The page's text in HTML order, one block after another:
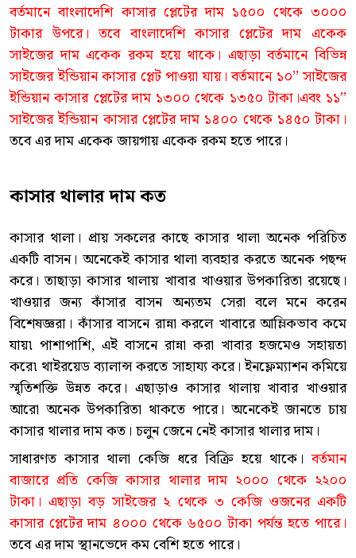
বর্তমানে বাংলাদেশি কাসার প্লেটের দাম ১৫০০ থেকে ৩০০০
টাকার উপরে। তবে বাংলাদেশি কাসার প্লেটের দাম একেক
সাইজের দাম একেক রকম হয়ে থাকে। এছাড়া বর্তমানে বিভিন্ন
সাইজের ইন্ডিয়ান কাসার প্লেট পাওয়া যায়। বর্তমানে ১০’’ সাইজের
ইন্ডিয়ান কাসার প্লেটের দাম ১৩০০ থেকে ১৩৫০ টাকা।এবং ১১’’
সাইজের ইন্ডিয়ান কাসার প্লেটের দাম ১৪০০ থেকে ১৪৫০ টাকা।
তবে এর দাম একেক জায়গায় একেক রকম হতে পারে।
কাসার থালার দাম কত
কাসার থালা। প্রায় সকলের কাছে কাসার থালা অনেক পরিচিত
একটি বাসন। অনেকেই কাসার থালা ব্যবহার করতে অনেক পছন্দ
করে। তাছাড়া কাসার থালায় খাবার খাওয়ার উপকারিতা রয়েছে।
খাওয়ার জন্য কাঁসার বাসন অন্যতম সেরা বলে মনে করেন
বিশেষজ্ঞরা। কাঁসার বাসনে রান্না করলে খাবারে আম্লিকভাব কমে
যায়৷ পাশাপাশি, এই বাসনে রান্না করা খাবার হজমেও সহায়তা
করে৷ থাইরয়েড ব্যালান্স করতে সাহায্য করে। ইনফ্লেম্যাশন কমিয়ে
স্মৃতিশক্তি উন্নত করে। এছাড়াও কাসার থালায় খাবার খাওয়ার
আরো অনেক উপকারিতা থাকতে পারে। অনেকেই জানতে চায়
কাসার থালার দাম কত। চলুন জেনে নেই কাসার থালার দাম।
সাধারণত কাসার থালা কেজি ধরে বিক্রি হয়ে থাকে।বর্তমান
বাজারে প্রতি কেজি কাসার থালার দাম ২০০০ থেকে ২২০০
টাকা। এছাড়া বড় সাইজের ২ থেকে ৩ কেজি ওজনের একটি
কাসার প্লেটের দাম ৪০০০ থেকে ৬৫০০ টাকা পর্যন্ত হতে পারে।
তবে এর দাম স্থানভেদে কম বেশি হতে পারে।